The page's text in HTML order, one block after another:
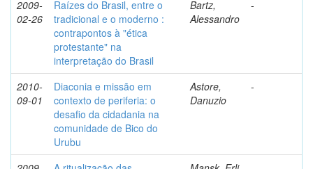
2009-
02-26
Raízes do Brasil, entre o
tradicional e o moderno :
contrapontos à "ética
protestante" na
interpretação do Brasil
Bartz,
Alessandro
-
2010-
09-01
Diaconia e missão em
contexto de periferia: o
desafio da cidadania na
comunidade de Bico do
Urubu
Astore,
Danuzio
-